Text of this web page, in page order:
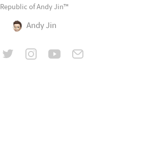
Republic of Andy Jin™
Andy Jin